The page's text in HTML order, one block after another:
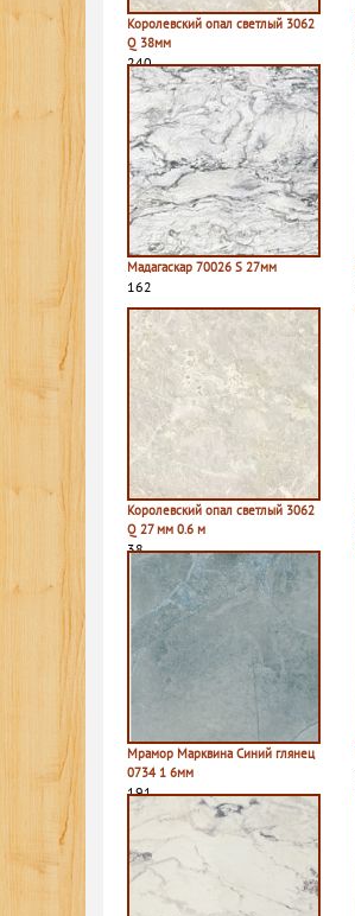
Королевский опал светлый 3062
Q 38мм
240
Мадагаскар 70026 S 27мм
162
Королевский опал светлый 3062
Q 27 мм 0.6 м
38
Мрамор Марквина Синий глянец
0734 1 6мм
191